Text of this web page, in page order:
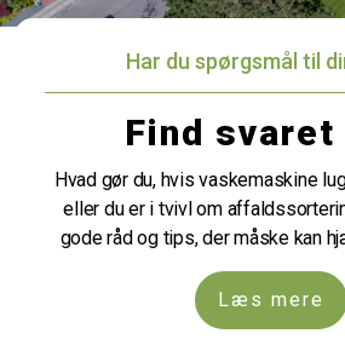
Har du spørgsmål til
Find svaret
Hvad gør du, hvis vaskemaskine
eller du er i tvivl om
gode råd og tips, der måske kan
Læs mere